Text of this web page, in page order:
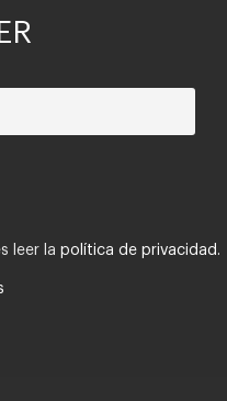
leer lapolítica de privacidad.